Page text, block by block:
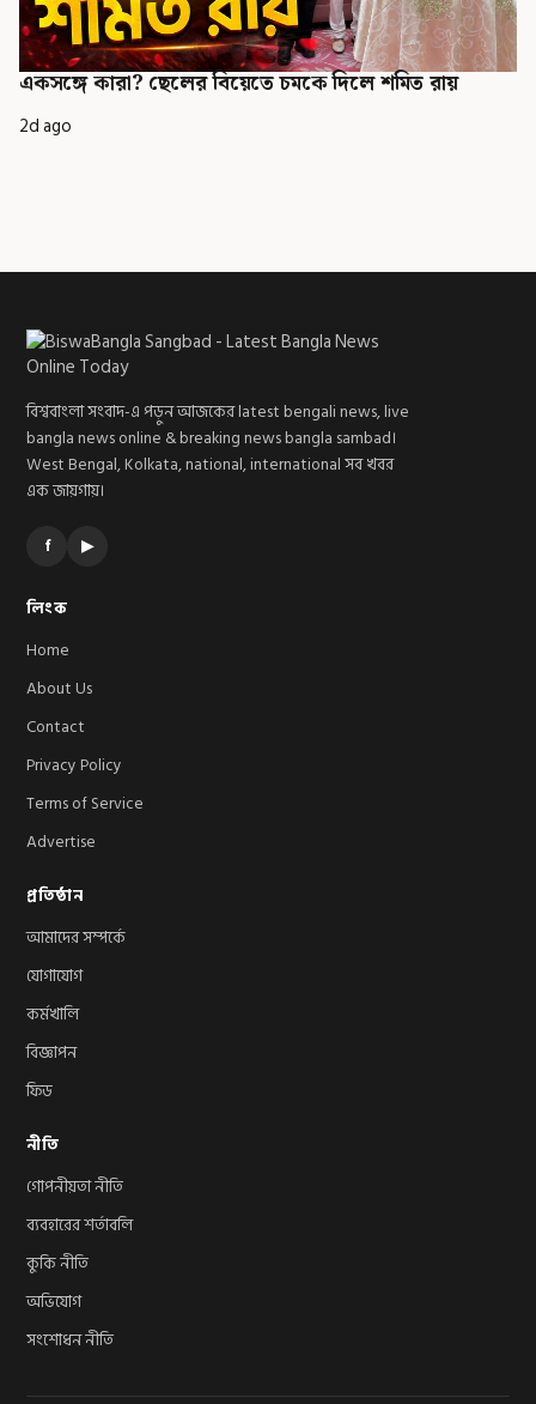
একসঙ্গে কারা? ছেলের বিয়েতে চমকে দিলে শমিত রায়
2d ago
বিশ্ববাংলা সংবাদ-এ পড়ুন আজকের latest bengali news, live
bangla news online & breaking news bangla sambad।
West Bengal, Kolkata, national, international সব খবর
এক জায়গায়।
f ▶
লিংক
Home
About Us
Contact
Privacy Policy
Terms of Service
Advertise
প্রতিষ্ঠান
আমাদের সম্পর্কে
যোগাযোগ
কর্মখালি
বিজ্ঞাপন
ফিড
নীতি
গোপনীয়তা নীতি
ব্যবহারের শর্তাবলি
কুকি নীতি
অভিযোগ
সংশোধন নীতি